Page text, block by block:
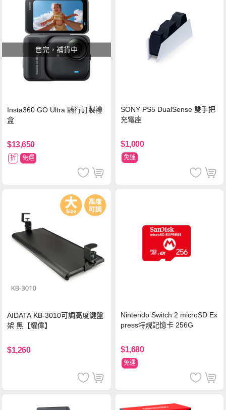
售完，補貨中
Insta360 GO Ultra 騎行訂製禮
盒
$13,650
折 免運
SONY PS5 DualSense 雙手把
充電座
$1,000
免運
AIDATA KB-3010可調高度鍵盤
架 黑【耀偉】
$1,260
Nintendo Switch 2 microSD Ex
press特規記憶卡 256G
$1,680
免運